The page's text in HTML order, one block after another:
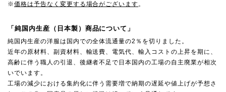
※価格は予告なく変更する場合がございます。
「純国内生産（日本製）商品について」
純国内生産の洋服は国内での全体流通量の2％を切りました。
近年の原材料、副資材料、輸送費、電気代、輸入コストの上昇を期に、
高齢に伴う職人の引退、後継者不足で日本国内の工場の自主廃業が相次
いでいます。
工場の減少における集約化に伴う需要増で納期の遅延や値上げが予想さ